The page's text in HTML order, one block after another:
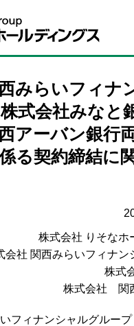
みらいフィナ
式会社みなと
アーバン銀行
る契約締結に
株式会社 りそなホ
会社 関西みらいフィナン
株式
株式会社 関
フィナンシャルグルー